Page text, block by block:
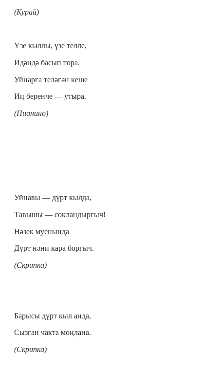
(Курай)
Үзе кыллы, үзе телле,
Идәндә басып тора.
Уйнарга теләгән кеше
Иң беренче — утыра.
(Пианино)
Уйнавы — дүрт кылда,
Тавышы — сокландыргыч!
Нәзек муенында
Дүрт нәни кара боргыч.
(Скрипка)
Барысы дүрт кыл анда,
Сызган чакта моңлана.
(Скрипка)